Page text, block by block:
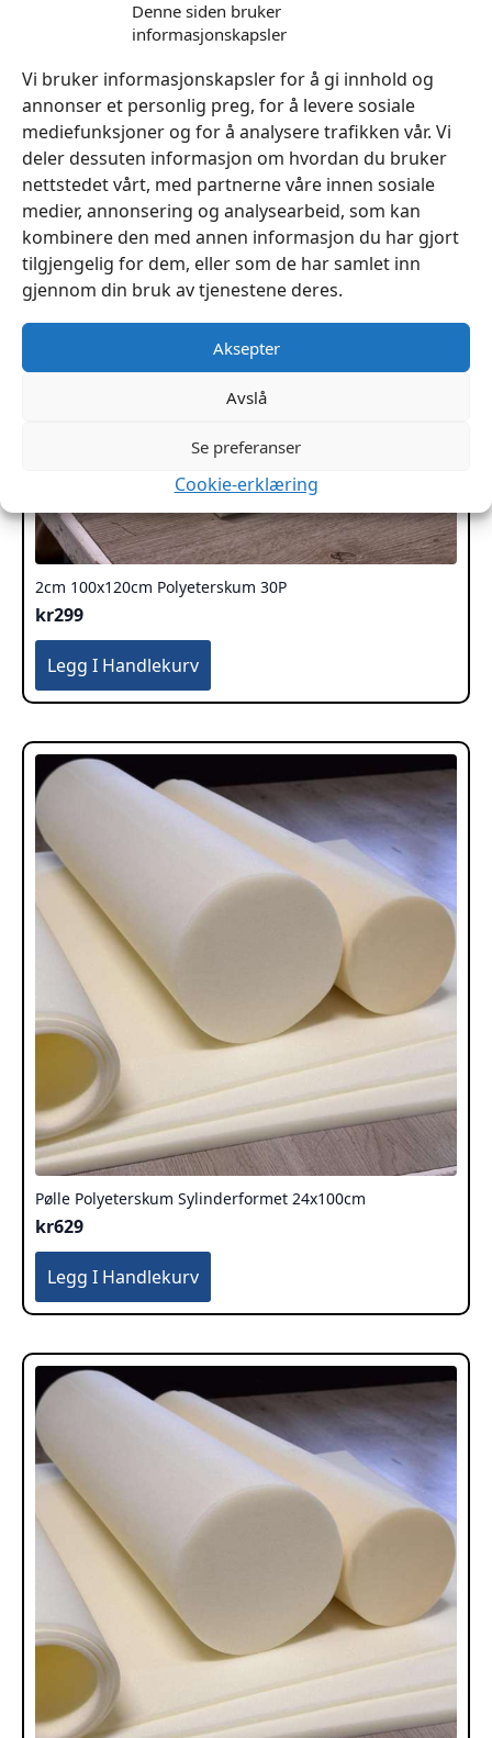
Denne siden bruker
informasjonskapsler
Vi bruker informasjonskapsler for å gi innhold og
annonser et personlig preg, for å levere sosiale
mediefunksjoner og for å analysere trafikken vår. Vi
deler dessuten informasjon om hvordan du bruker
nettstedet vårt, med partnerne våre innen sosiale
medier, annonsering og analysearbeid, som kan
kombinere den med annen informasjon du har gjort
tilgjengelig for dem, eller som de har samlet inn
gjennom din bruk av tjenestene deres.
Aksepter
Avslå
Se preferanser
Cookie-erklæring
2cm 100x120cm Polyeterskum 30P
kr299
Legg I Handlekurv
Pølle Polyeterskum Sylinderformet 24x100cm
kr629
Legg I Handlekurv